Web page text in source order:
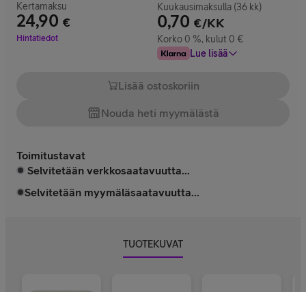
Kertamaksu
24,90 €
Hinta 24,90 €
Hintatiedot
Kuukausimaksulla (36 kk)
0,70 €/KK
Korko 0 %, kulut 0 €
Lue lisää
Lisää ostoskoriin
Nouda heti myymälästä
Toimitustavat
Selvitetään verkkosaatavuutta...
Selvitetään myymäläsaatavuutta...
TUOTEKUVAT